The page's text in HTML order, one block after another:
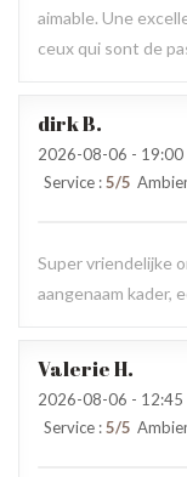
aimable. Une
ceux qui sont de
dirkB
2026-08-06 - 19:00
Service :5/5
Super vriendelijke
aangenaam kader,
ValerieH
2026-08-06 - 12:45
Service :5/5